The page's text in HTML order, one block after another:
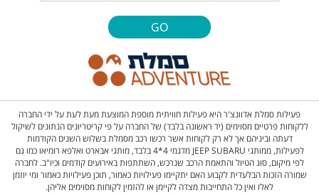
GO
פעילות סמלת אדוונצ'ר היא פעילות חוויתית מוספת המוצעת מעת לעת על ידי החברה
ללקוחות פרטיים מסוימים (יד ראשונה בלבד) של החברה על פי קריטריונים הנתונים לשיקול
דעתה וביניהם אך לא רק לקוחות אשר רכשו רכב מסמלת בשלוש השנים הקודמות
לפעילות, ממותגי JEEP SUBARU מדגמי 4*4 בלבד, מותגי אבארט ואלפא רומיאו כמו גם
לפי מיקום, סוג הטיול והתאמת הרכב שנרכש, השתתפות באירועים קודמים וכיו"ב. לחברה
שמורה הזכות הבלעדית לקבוע האם יתקיימו פעילויות כאמור, תוכן פעילויות כאמור ומי יוזמן
לאלו ואין כל התחייבות מצדה לקיימן או להזמין לקוחות מסוימים אליהן.